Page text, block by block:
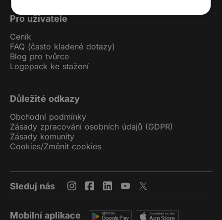
Pro uživatele
Ceník
FAQ (často kladené dotazy)
Blog pro tvůrce
Logopack ke stažení
Důležité odkazy
Obchodní podmínky
Zásady zpracování osobních údajů (GDPR)
Zásady komunity
Cookies/Změnit cookies
Sleduj nás
Mobilní aplikace